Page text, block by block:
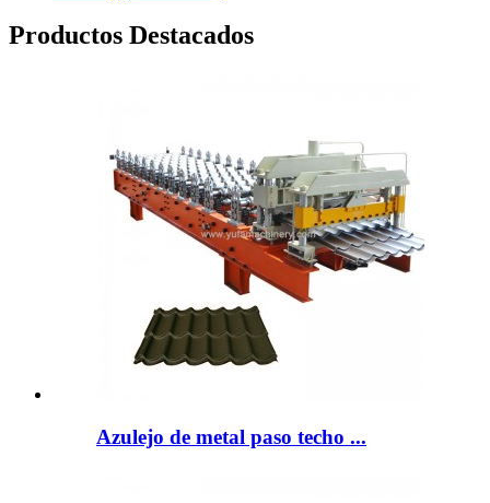
Productos Destacados
Azulejo de metal paso techo ...